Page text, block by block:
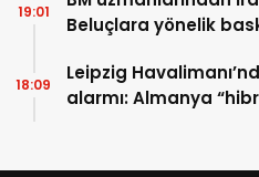
Beluçlara yönelik
19:01
Leipzig
alarmı: Almanya
18:09